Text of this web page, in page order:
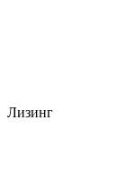
Лизинг